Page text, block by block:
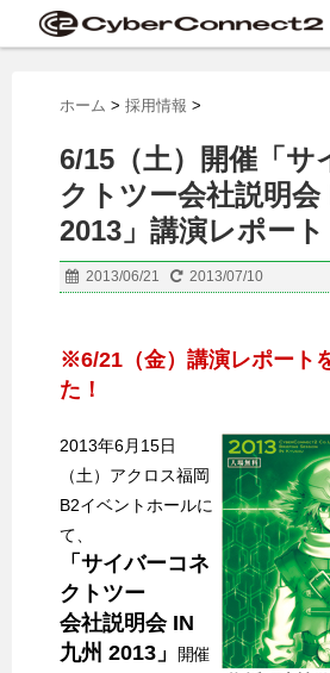
ホーム > 採用情報 >
6/15（土）開催「サ
クトツー会社説明会
2013」講演レポート
2013/06/21 2013/07/10
※6/21（金）講演レポート
た！
2013年6月15日
（土）アクロス福岡
B2イベントホールに
て、
「サイバーコネ
クトツー
会社説明会 IN
九州 2013」
開催